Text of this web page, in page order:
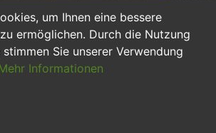
um Ihnen eine bessere
ermöglichen. Durch die Nutzung
Sie unserer Verwendung
Informationen
Assistenz, Sekretariat
und Nebenjobs
duale Ausbildung